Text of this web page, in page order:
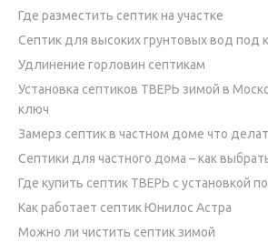
Где разместить септик на участке
Септик для высоких грунтовых вод под
Удлинение горловин септикам
Установка септиков ТВЕРЬ зимой в
ключ
Замерз септик в частном доме что
Септики для частного дома – как
Где купить септик ТВЕРЬ с установкой
Как работает септик Юнилос Астра
Можно ли чистить септик зимой